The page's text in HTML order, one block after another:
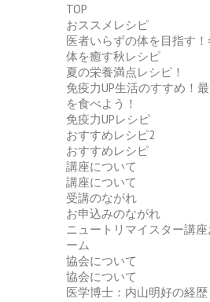
TOP
おススメレシピ
医者いらずの体を目指す
体を癒す秋レシピ
夏の栄養満点レシピ！
免疫力UP生活のすすめ！
を食べよう！
免疫力UPレシピ
おすすめレシピ2
おすすめレシピ
講座について
講座について
受講のながれ
お申込みのながれ
ニュートリマイスター講
ーム
協会について
協会について
医学博士：内山明好の経歴